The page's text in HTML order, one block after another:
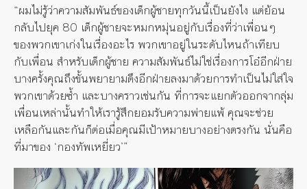
“ผมไม่รู้ว่าความสัมพันธ์ของเด็กผู้ชายทุกวันนี้เป็นยังไง แต่ย้อน
กลับไปยุค 80 เด็กผู้ชายจะหมกหมุ่นอยู่กับเรื่องที่ว่าเพื่อนๆ
ของพวกเขาเก่งในเรื่องอะไร พวกเขาอยู่ในระดับไหนถ้าเทียบ
กับเพื่อน สำหรับเด็กผู้ชาย ความสัมพันธ์ไม่ใช่เรื่องการโอ๋อีกฝ่าย
บางครั้งคุณถึงขั้นพยายามดึงอีกฝ่ายลงมาด้วยการทำเป็นไม่ใส่ใจ
พวกเขาด้วยซ้ำ และบางคราวเช่นกัน ที่การจะแยกตัวออกจากลุ่ม
เพื่อนเหล่านั้นทำให้เรารู้สึกยอมรับความพ่ายแพ้ คุณจะช่วย
เหลือกันและกันก็ต่อเมื่อคุณมีเป้าหมายบางอย่างตรงกัน นั่นคือ
ที่มาของ ‘กองทัพเหยี่ยว’”